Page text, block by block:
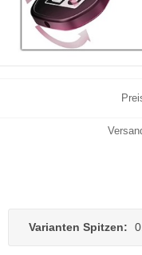
Varianten Spitzen: